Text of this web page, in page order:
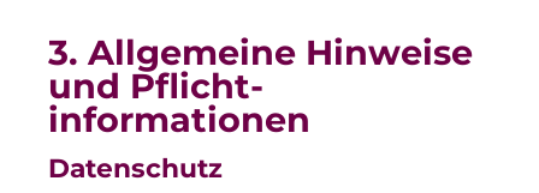
3. Allgemeine Hinweise
und Pflicht­
informationen
Datenschutz